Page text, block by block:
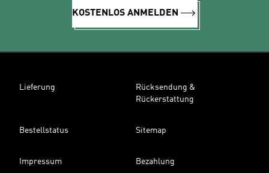
KOSTENLOS ANMELDEN
Lieferung
Rücksendung &
Rückerstattung
Bestellstatus Sitemap
Impressum Bezahlung